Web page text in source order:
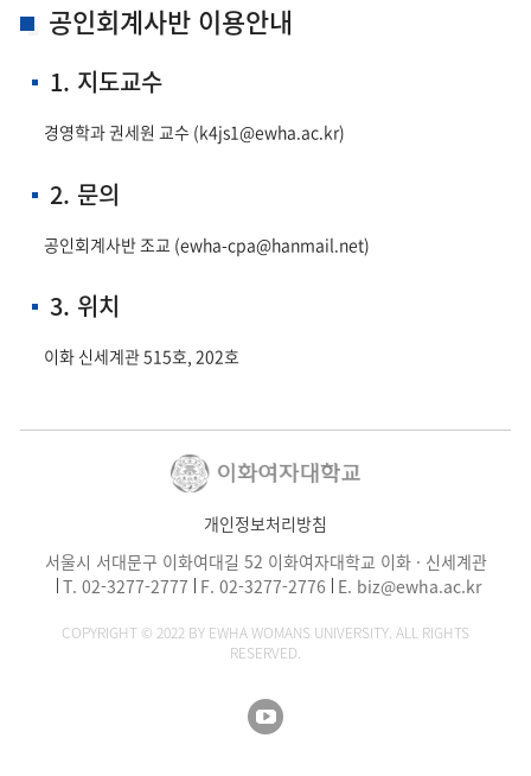
공인회계사반 이용안내
1. 지도교수
경영학과 권세원 교수 (k4js1@ewha.ac.kr)
2. 문의
공인회계사반 조교 (ewha-cpa@hanmail.net)
3. 위치
이화 신세계관 515호, 202호
개인정보처리방침
서울시 서대문구 이화여대길 52 이화여자대학교 이화 · 신세계관
T. 02-3277-2777 F. 02-3277-2776 E. biz@ewha.ac.kr
COPYRIGHT © 2022 BY EWHA WOMANS UNIVERSITY. ALL RIGHTS
RESERVED.